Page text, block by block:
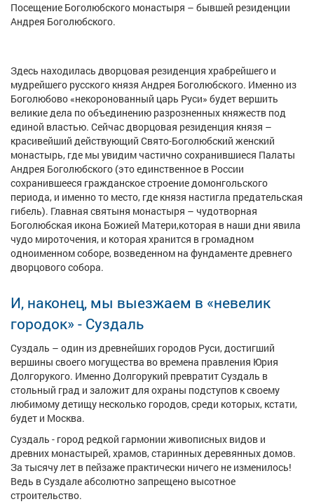
Посещение Боголюбского монастыря – бывшей резиденции
Андрея Боголюбского.
Здесь находилась дворцовая резиденция храбрейшего и
мудрейшего русского князя Андрея Боголюбского. Именно из
Боголюбово «некоронованный царь Руси» будет вершить
великие дела по объединению разрозненных княжеств под
единой властью. Сейчас дворцовая резиденция князя –
красивейший действующий Свято-Боголюбский женский
монастырь, где мы увидим частично сохранившиеся Палаты
Андрея Боголюбского (это единственное в России
сохранившееся гражданское строение домонгольского
периода, и именно то место, где князя настигла предательская
гибель). Главная святыня монастыря – чудотворная
Боголюбская икона Божией Матери,которая в наши дни явила
чудо мироточения, и которая хранится в громадном
одноименном соборе, возведенном на фундаменте древнего
дворцового собора.
И, наконец, мы выезжаем в «невелик
городок» - Суздаль
Суздаль – один из древнейших городов Руси, достигший
вершины своего могущества во времена правления Юрия
Долгорукого. Именно Долгорукий превратит Суздаль в
стольный град и заложит для охраны подступов к своему
любимому детищу несколько городов, среди которых, кстати,
будет и Москва.
Суздаль - город редкой гармонии живописных видов и
древних монастырей, храмов, старинных деревянных домов.
За тысячу лет в пейзаже практически ничего не изменилось!
Ведь в Суздале абсолютно запрещено высотное
строительство.